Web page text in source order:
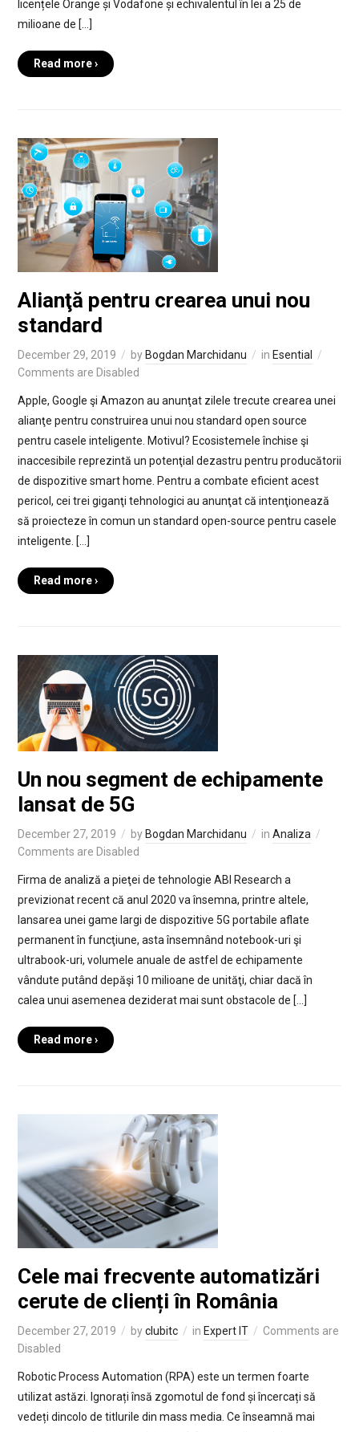
licențele Orange și Vodafone și echivalentul în lei a 25 de
milioane de […]
Read more ›
Alianţă pentru crearea unui nou
standard
December 29, 2019 by Bogdan Marchidanu in Esential
Comments are Disabled
Apple, Google şi Amazon au anunţat zilele trecute crearea unei
alianţe pentru construirea unui nou standard open source
pentru casele inteligente. Motivul? Ecosistemele închise şi
inaccesibile reprezintă un potenţial dezastru pentru producătorii
de dispozitive smart home. Pentru a combate eficient acest
pericol, cei trei giganţi tehnologici au anunţat că intenţionează
să proiecteze în comun un standard open-source pentru casele
inteligente. […]
Read more ›
Un nou segment de echipamente
lansat de 5G
December 27, 2019 by Bogdan Marchidanu in Analiza
Comments are Disabled
Firma de analiză a pieţei de tehnologie ABI Research a
previzionat recent că anul 2020 va însemna, printre altele,
lansarea unei game largi de dispozitive 5G portabile aflate
permanent în funcţiune, asta însemnând notebook-uri şi
ultrabook-uri, volumele anuale de astfel de echipamente
vândute putând depăşi 10 milioane de unităţi, chiar dacă în
calea unui asemenea deziderat mai sunt obstacole de […]
Read more ›
Cele mai frecvente automatizări
cerute de clienți în România
December 27, 2019 byclubitc in Expert IT
Comments are
Disabled
Robotic Process Automation (RPA) este un termen foarte
utilizat astăzi. Ignorați însă zgomotul de fond și încercați să
vedeți dincolo de titlurile din mass media. Ce înseamnă mai